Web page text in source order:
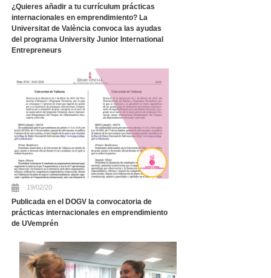
¿Quieres añadir a tu currículum prácticas
internacionales en emprendimiento? La
Universitat de València convoca las ayudas
del programa University Junior International
Entrepreneurs
19/02/20
Publicada en el DOGV la convocatoria de
prácticas internacionales en emprendimiento
de UVemprén